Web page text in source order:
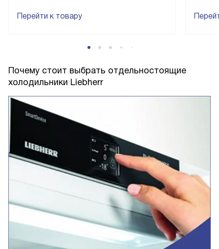
Перейти к товару
Почему стоит выбрать отдельностоящие
холодильники Liebherr